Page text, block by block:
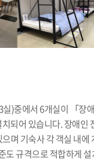
)중에서 6개실이 「장
되어 있습니다. 장애인
며 기숙사 각 객실 내에
도 규격으로 적합하게